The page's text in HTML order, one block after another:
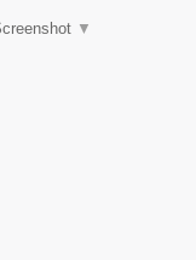
▼